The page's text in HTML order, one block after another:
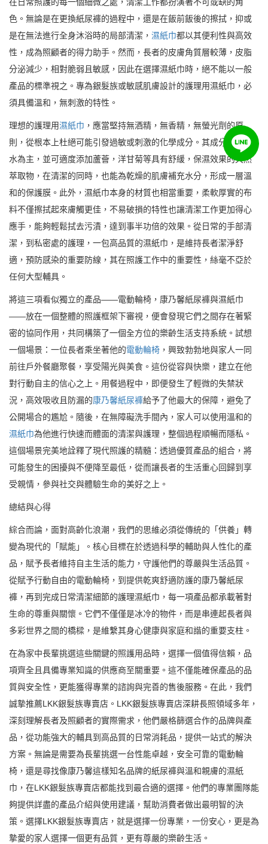
在日常照護的每一個細微之處，清潔工作都扮演著不可或缺的角
色。無論是在更換紙尿褲的過程中，還是在飯前飯後的擦拭，抑或
是在無法進行全身沐浴時的局部清潔， 濕紙巾都以其便利性與高效
性，成為照顧者的得力助手。然而，長者的皮膚角質層較薄，皮脂
分泌減少，相對脆弱且敏感，因此在選擇濕紙巾時，絕不能以一般
產品的標準視之。專為銀髮族或敏感肌膚設計的護理用濕紙巾，必
須具備溫和，無刺激的特性。
理想的護理用濕紙巾 ，應當堅持無酒精，無香精，無螢光劑的原
則，從根本上杜絕可能引發過敏或刺激的化學成分。其成分應以純
水為主，並可適度添加蘆薈，洋甘菊等具有舒緩，保濕效果的天然
萃取物，在清潔的同時，也能為乾燥的肌膚補充水分，形成一層溫
和的保護膜。此外，濕紙巾本身的材質也相當重要，柔軟厚實的布
料不僅擦拭起來膚觸更佳，不易破損的特性也讓清潔工作更加得心
應手，能夠輕鬆拭去污漬，達到事半功倍的效果。從日常的手部清
潔，到私密處的護理，一包高品質的濕紙巾，是維持長者潔淨舒
適，預防感染的重要防線，其在照護工作中的重要性，絲毫不亞於
任何大型輔具。
將這三項看似獨立的產品——電動輪椅，康乃馨紙尿褲與濕紙巾
——放在一個整體的照護框架下審視，便會發現它們之間存在著緊
密的協同作用，共同構築了一個全方位的樂齡生活支持系統。試想
一個場景：一位長者乘坐著他的電動輪椅 ，興致勃勃地與家人一同
前往戶外餐廳聚餐，享受陽光與美食。這份從容與快樂，建立在他
對行動自主的信心之上。用餐過程中，即便發生了輕微的失禁狀
況，高效吸收且防漏的康乃馨紙尿褲給予了他最大的保障，避免了
公開場合的尷尬。隨後，在無障礙洗手間內，家人可以使用溫和的
濕紙巾為他進行快速而體面的清潔與護理，整個過程順暢而隱私。
這個場景完美地詮釋了現代照護的精髓：透過優質產品的組合，將
可能發生的困擾與不便降至最低，從而讓長者的生活重心回歸到享
受親情，參與社交與體驗生命的美好之上。
總結與心得
綜合而論，面對高齡化浪潮，我們的思維必須從傳統的「供養」轉
變為現代的「賦能」。核心目標在於透過科學的輔助與人性化的產
品，賦予長者維持自主生活的能力，守護他們的尊嚴與生活品質。
從賦予行動自由的電動輪椅，到提供乾爽舒適防護的康乃馨紙尿
褲，再到完成日常清潔細節的護理濕紙巾，每一項產品都承載著對
生命的尊重與關懷。它們不僅僅是冰冷的物件，而是串連起長者與
多彩世界之間的橋樑，是維繫其身心健康與家庭和諧的重要支柱。
在為家中長輩挑選這些關鍵的照護用品時，選擇一個值得信賴，品
項齊全且具備專業知識的供應商至關重要。這不僅能確保產品的品
質與安全性，更能獲得專業的諮詢與完善的售後服務。在此，我們
誠摯推薦LKK銀髮族專賣店。LKK銀髮族專賣店深耕長照領域多年，
深刻理解長者及照顧者的實際需求，他們嚴格篩選合作的品牌與產
品，從功能強大的輔具到高品質的日常消耗品，提供一站式的解決
方案。無論是需要為長輩挑選一台性能卓越，安全可靠的電動輪
椅，還是尋找像康乃馨這樣知名品牌的紙尿褲與溫和親膚的濕紙
巾，在LKK銀髮族專賣店都能找到最合適的選擇。他們的專業團隊能
夠提供詳盡的產品介紹與使用建議，幫助消費者做出最明智的決
策。選擇LKK銀髮族專賣店，就是選擇一份專業，一份安心，更是為
摯愛的家人選擇一個更有品質，更有尊嚴的樂齡生活。